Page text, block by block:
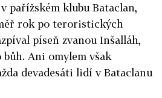
pařížském klubu Bataclan,
rok po teroristických
píseň zvanou Inšalláh,
Ani omylem však
devadesáti lidí v Bataclanu